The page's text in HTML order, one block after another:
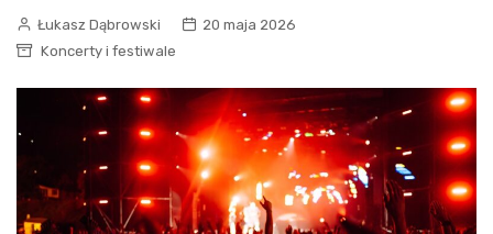
Łukasz Dąbrowski
20 maja 2026
Koncerty i festiwale